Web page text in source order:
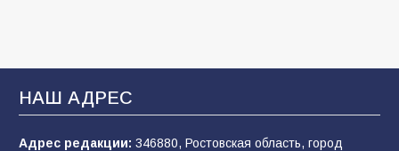
деле происходит в армии России в августе
2026 года
99 03.08.2026
НАШ АДРЕС
Адрес редакции: 346880, Ростовская область, город